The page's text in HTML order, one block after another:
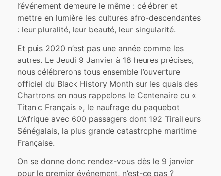
l’événement demeure le même : célébrer et
mettre en lumière les cultures afro-descendantes
: leur pluralité, leur beauté, leur singularité.
Et puis 2020 n’est pas une année comme les
autres. Le Jeudi 9 Janvier à 18 heures précises,
nous célébrerons tous ensemble l’ouverture
officiel du Black History Month sur les quais des
Chartrons en nous rappelons le Centenaire du «
Titanic Français », le naufrage du paquebot
L’Afrique avec 600 passagers dont 192 Tirailleurs
Sénégalais, la plus grande catastrophe maritime
Française.
On se donne donc rendez-vous dès le 9 janvier
pour le premier événement, n’est-ce pas ?